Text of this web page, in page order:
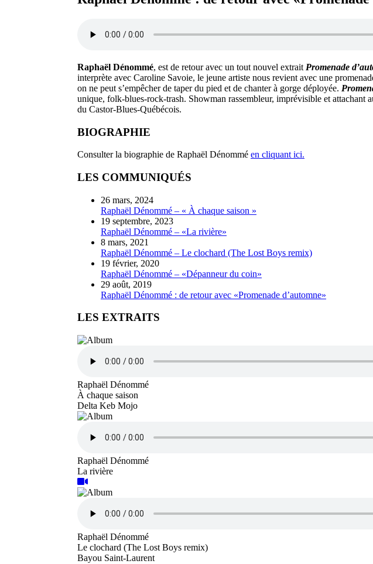
Raphaël Dénommé, est de retour avec un tout nouvel extrait Promenade
interprète avec Caroline Savoie, le jeune artiste nous revient avec une
on ne peut s’empêcher de taper du pied et de chanter à gorge déployée.
unique, folk-blues-rock-trash. Showman rassembleur, imprévisible et attachant
du Castor-Blues-Québécois.
BIOGRAPHIE
Consulter la biographie de Raphaël Dénommé en cliquant ici.
LES COMMUNIQUÉS
26 mars, 2024
Raphaël Dénommé – « À chaque saison »
19 septembre, 2023
Raphaël Dénommé – «La rivière»
8 mars, 2021
Raphaël Dénommé – Le clochard (The Lost Boys remix)
19 février, 2020
Raphaël Dénommé – «Dépanneur du coin»
29 août, 2019
Raphaël Dénommé : de retour avec «Promenade d’automne»
LES EXTRAITS
Raphaël Dénommé
À chaque saison
Delta Keb Mojo
Raphaël Dénommé
La rivière
Raphaël Dénommé
Le clochard (The Lost Boys remix)
Bayou Saint-Laurent